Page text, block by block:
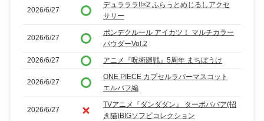
2026/6/27
デュラララ!!×2 ふらっとめじるしアクセ
サリー
2026/6/27
ポンデクルール アイカツ！ マルチカラー
パウダーVol.2
2026/6/27
アニメ『呪術廻戦』5周年 まちぼうけ
2026/6/27
ONE PIECE カプセルラバーマスコット
エルバフ編
2026/6/27
TVアニメ『ダンダダン』 ターボババア(招
き猫)BIGソフビコレクション